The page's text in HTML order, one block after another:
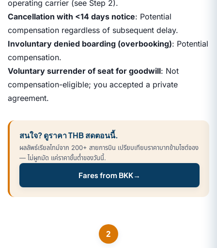
operating carrier (see Step 2).
Cancellation with <14 days notice: Potential
compensation regardless of subsequent delay.
Involuntary denied boarding (overbooking): Potential
compensation.
Voluntary surrender of seat for goodwill: Not
compensation-eligible; you accepted a private
agreement.
สนใจ? ดูราคา THB สดตอนนี้.
ผลลัพธ์เรียลไทม์จาก 200+ สายการบิน เปรียบเทียบราคาบาทข้ามไซต์จอง
— ไม่ผูกมัด แค่ราคาขั้นต่ำของวันนี้.
Fares from BKK→
2